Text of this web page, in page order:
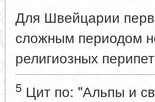
Для Швейцарии
сложным периодом
религиозных
5 Цит по: "Альпы и